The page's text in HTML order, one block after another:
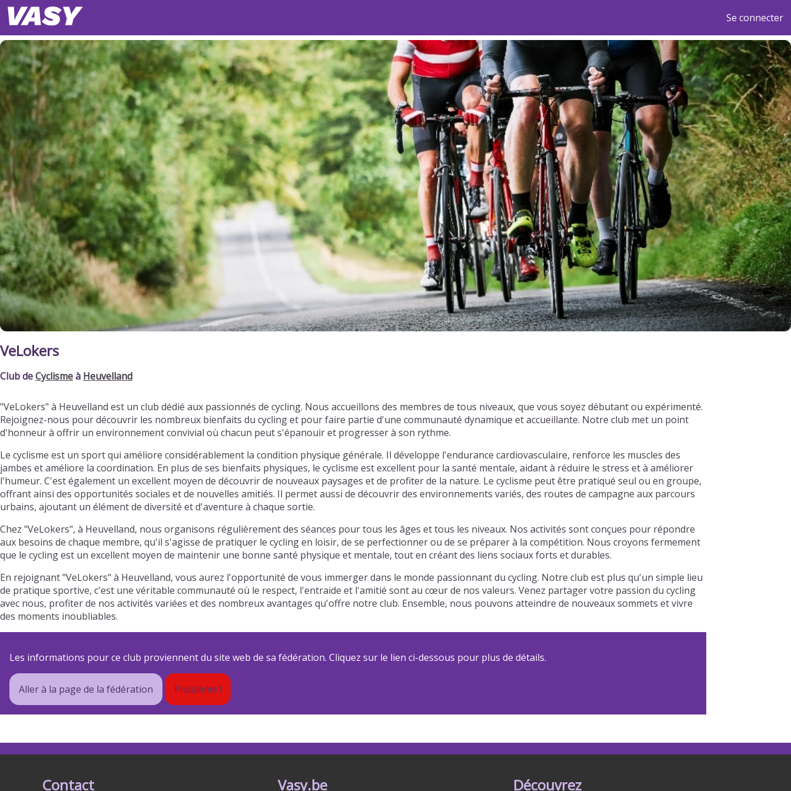
Se connecter
VeLokers
Club deCyclismeà Heuvelland
"VeLokers" à Heuvelland est un club dédié aux passionnés de cycling. Nous accueillons des membres de tous niveaux, que vous soyez débutant ou expérimenté.
Rejoignez-nous pour découvrir les nombreux bienfaits du cycling et pour faire partie d'une communauté dynamique et accueillante. Notre club met un point
d'honneur à offrir un environnement convivial où chacun peut s'épanouir et progresser à son rythme.
Le cyclisme est un sport qui améliore considérablement la condition physique générale. Il développe l'endurance cardiovasculaire, renforce les muscles des
jambes et améliore la coordination. En plus de ses bienfaits physiques, le cyclisme est excellent pour la santé mentale, aidant à réduire le stress et à améliorer
l'humeur. C'est également un excellent moyen de découvrir de nouveaux paysages et de profiter de la nature. Le cyclisme peut être pratiqué seul ou en groupe,
offrant ainsi des opportunités sociales et de nouvelles amitiés. Il permet aussi de découvrir des environnements variés, des routes de campagne aux parcours
urbains, ajoutant un élément de diversité et d'aventure à chaque sortie.
Chez "VeLokers", à Heuvelland, nous organisons régulièrement des séances pour tous les âges et tous les niveaux. Nos activités sont conçues pour répondre
aux besoins de chaque membre, qu'il s'agisse de pratiquer le cycling en loisir, de se perfectionner ou de se préparer à la compétition. Nous croyons fermement
que le cycling est un excellent moyen de maintenir une bonne santé physique et mentale, tout en créant des liens sociaux forts et durables.
En rejoignant "VeLokers" à Heuvelland, vous aurez l'opportunité de vous immerger dans le monde passionnant du cycling. Notre club est plus qu'un simple lieu
de pratique sportive, c'est une véritable communauté où le respect, l'entraide et l'amitié sont au cœur de nos valeurs. Venez partager votre passion du cycling
avec nous, profiter de nos activités variées et des nombreux avantages qu'offre notre club. Ensemble, nous pouvons atteindre de nouveaux sommets et vivre
des moments inoubliables.
Les informations pour ce club proviennent du site web de sa fédération. Cliquez sur le lien ci-dessous pour plus de détails.
Aller à la page de la fédération Problème !
Contact Vasy.be Découvrez